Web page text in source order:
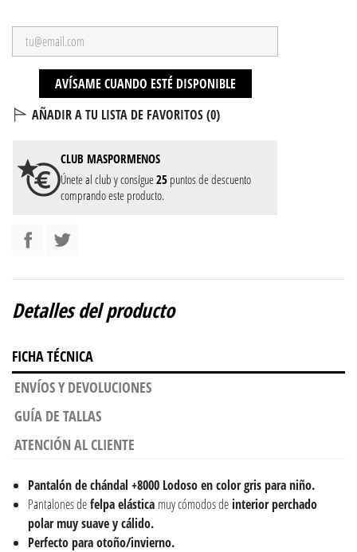
AVÍSAME CUANDO ESTÉ DISPONIBLE
AÑADIR A TU LISTA DE FAVORITOS (0)
CLUB MASPORMENOS
Únete al club y consigue25 puntos de descuento
comprando este producto.
Detalles del producto
FICHA TÉCNICA
ENVÍOS Y DEVOLUCIONES
GUÍA DE TALLAS
ATENCIÓN AL CLIENTE
Pantalón de chándal +8000 Lodoso en color gris para niño.
Pantalones defelpa elástica muy cómodos de interior perchado
polar muy suave y cálido.
Perfecto para otoño/invierno.